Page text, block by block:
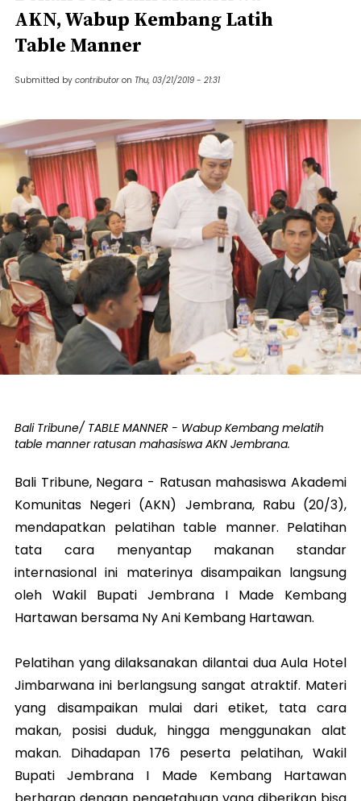
AKN, Wabup Kembang Latih
Table Manner
Submitted by contributor on Thu, 03/21/2019 - 21:31
Bali Tribune/ TABLE MANNER - Wabup Kembang melatih
table manner ratusan mahasiswa AKN Jembrana.
Bali Tribune, Negara - Ratusan mahasiswa Akademi
Komunitas Negeri (AKN) Jembrana, Rabu (20/3),
mendapatkan pelatihan table manner. Pelatihan
tata cara menyantap makanan standar
internasional ini materinya disampaikan langsung
oleh Wakil Bupati Jembrana I Made Kembang
Hartawan bersama Ny Ani Kembang Hartawan.
Pelatihan yang dilaksanakan dilantai dua Aula Hotel
Jimbarwana ini berlangsung sangat atraktif. Materi
yang disampaikan mulai dari etiket, tata cara
makan, posisi duduk, hingga menggunakan alat
makan. Dihadapan 176 peserta pelatihan, Wakil
Bupati Jembrana I Made Kembang Hartawan